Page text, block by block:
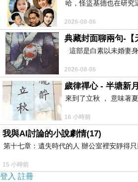
哈，怪盜基德也在研究
2026-08-06
典藏封面聊兩句-【
這部是白素以未婚妻
2026-08-06
歲律禪心 - 半塘新
來到了立秋 ， 意味著
16 小時前
我與AI討論的小說劇情(17)
第十七章：遺失時代的人 辦公室裡安靜得
15 小時前
登入 註冊